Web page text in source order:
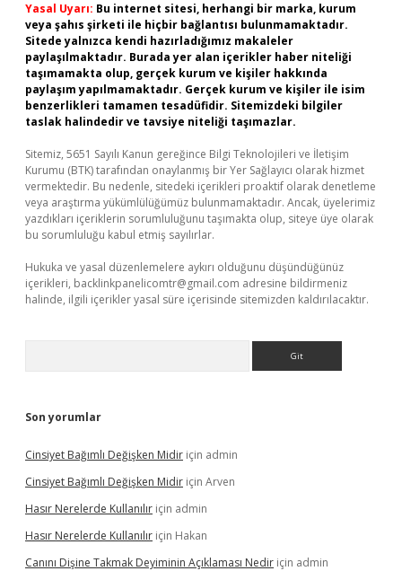
Yasal Uyarı: Bu internet sitesi, herhangi bir marka, kurum
veya şahıs şirketi ile hiçbir bağlantısı bulunmamaktadır.
Sitede yalnızca kendi hazırladığımız makaleler
paylaşılmaktadır. Burada yer alan içerikler haber niteliği
taşımamakta olup, gerçek kurum ve kişiler hakkında
paylaşım yapılmamaktadır. Gerçek kurum ve kişiler ile isim
benzerlikleri tamamen tesadüfidir. Sitemizdeki bilgiler
taslak halindedir ve tavsiye niteliği taşımazlar.
Sitemiz, 5651 Sayılı Kanun gereğince Bilgi Teknolojileri ve İletişim
Kurumu (BTK) tarafından onaylanmış bir Yer Sağlayıcı olarak hizmet
vermektedir. Bu nedenle, sitedeki içerikleri proaktif olarak denetleme
veya araştırma yükümlülüğümüz bulunmamaktadır. Ancak, üyelerimiz
yazdıkları içeriklerin sorumluluğunu taşımakta olup, siteye üye olarak
bu sorumluluğu kabul etmiş sayılırlar.
Hukuka ve yasal düzenlemelere aykırı olduğunu düşündüğünüz
içerikleri, backlinkpanelicomtr@gmail.com adresine bildirmeniz
halinde, ilgili içerikler yasal süre içerisinde sitemizden kaldırılacaktır.
Son yorumlar
Cinsiyet Bağımlı Değişken Midir için admin
Cinsiyet Bağımlı Değişken Midir için Arven
Hasır Nerelerde Kullanılır için admin
Hasır Nerelerde Kullanılır için Hakan
Canını Dişine Takmak Deyiminin Açıklaması Nedir için admin